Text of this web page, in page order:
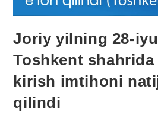
Joriy yilning 28-
Toshkent shahrida
kirish imtihoni
qilindi